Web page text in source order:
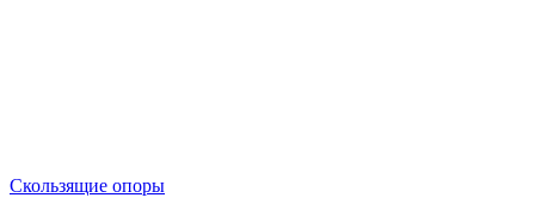
Скользящие опоры